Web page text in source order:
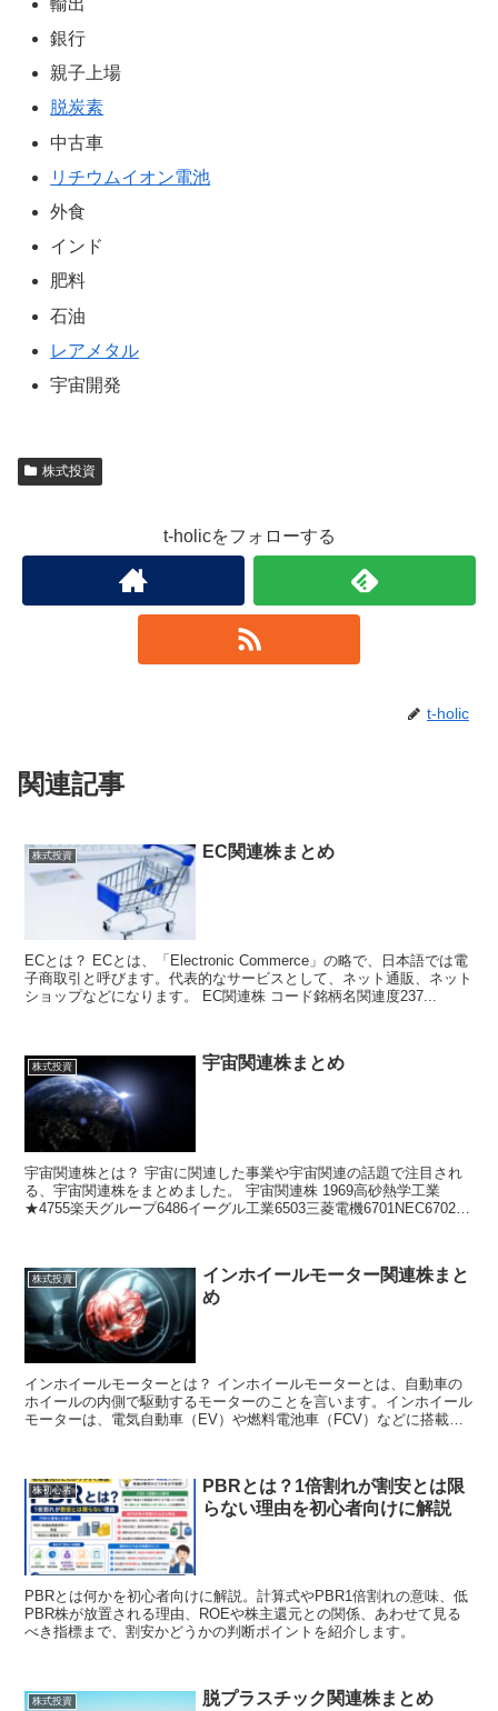
輸出
銀行
親子上場
脱炭素
中古車
リチウムイオン電池
外食
インド
肥料
石油
レアメタル
宇宙開発
株式投資
t-holicをフォローする
t-holic
関連記事
株式投資 EC関連株まとめ
ECとは？ ECとは、「Electronic Commerce」の略で、日本語では電
子商取引と呼びます。代表的なサービスとして、ネット通販、ネット
ショップなどになります。 EC関連株 コード銘柄名関連度237...
株式投資 宇宙関連株まとめ
宇宙関連株とは？ 宇宙に関連した事業や宇宙関連の話題で注目され
る、宇宙関連株をまとめました。 宇宙関連株 1969高砂熱学工業
★4755楽天グループ6486イーグル工業6503三菱電機6701NEC6702
株式投資
インホイールモーター関連株まと
め
インホイールモーターとは？ インホイールモーターとは、自動車の
ホイールの内側で駆動するモーターのことを言います。インホイール
モーターは、電気自動車（EV）や燃料電池車（FCV）などに搭載さ
株初心者
PBRとは？1倍割れが割安とは限
らない理由を初心者向けに解説
PBRとは何かを初心者向けに解説。計算式やPBR1倍割れの意味、低
PBR株が放置される理由、ROEや株主還元との関係、あわせて見る
べき指標まで、割安かどうかの判断ポイントを紹介します。
株式投資 脱プラスチック関連株まとめ